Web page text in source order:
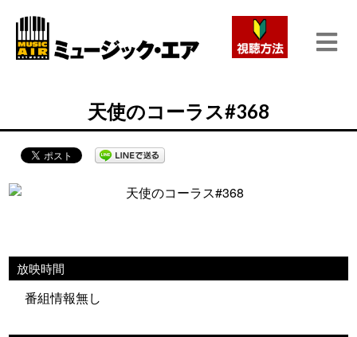
天使のコーラス#368
放映時間
番組情報無し